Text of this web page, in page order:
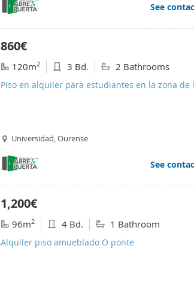
See
860€
120m2 3 Bd. 2 Bathrooms
Piso en alquiler para estudiantes en la zona de
Universidad, Ourense
See
1,200€
96m2 4 Bd. 1 Bathroom
Alquiler piso amueblado O ponte